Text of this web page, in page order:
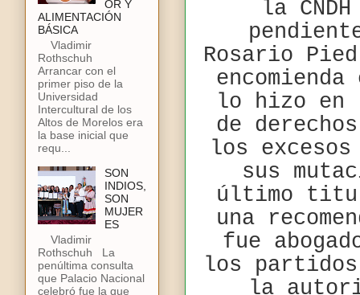
la
Rosario
lo hizo en
de
los
sus
último
una
fue
los
la
OR Y
ALIMENTACIÓN
BÁSICA
Vladimir
Rothschuh
Arrancar con el
primer piso de la
Universidad
Intercultural de los
Altos de Morelos era
la base inicial que
requ...
SON
INDIOS,
SON
MUJER
ES
Vladimir
Rothschuh La
penúltima consulta
que Palacio Nacional
celebró fue la que